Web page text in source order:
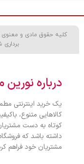
کلیه حقوق مادی و
درباره
یک خرید اینترنتی
کالاهایی متنوع،
کوتاه به دست
داشته باشد که
مشتریان خود فراهم